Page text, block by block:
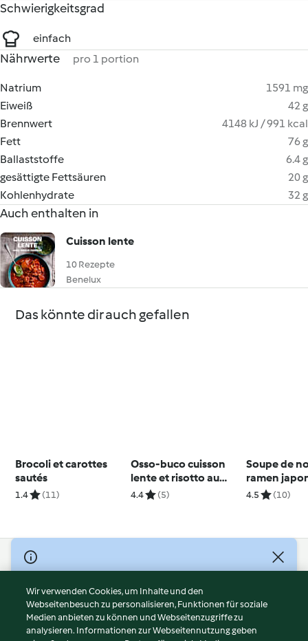
Schwierigkeitsgrad
einfach
Nährwerte pro 1 portion
Natrium
1591 mg
Eiweiß
42 g
Brennwert
4148 kJ / 991 kcal
Fett
76 g
Ballaststoffe
6.4 g
gesättigte Fettsäuren
20 g
Kohlenhydrate
32 g
Auch enthalten in
Cuisson lente
10 Rezepte
Benelux
Das könnte dir auch gefallen
Brocoli et carottes
sautés
1.4 (11)
Osso-buco cuisson
lente et risotto au
safran
4.4 (5)
Soupe de
ramen
4.5 (10)
© Copyright 2026
Nutzungsbedingungen
Datenschutzrichtlinien
Disclaimer
Wir verwenden Cookies, um Inhalte und den
Webseitenbesuch zu personalisieren, Funktionen für soziale
Medien anbieten zu können und Webseitenzugriffe zu
analysieren. Informationen zur Webseitennutzung geben